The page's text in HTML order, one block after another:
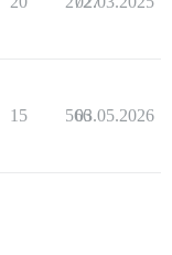
15 566
03.05.2026